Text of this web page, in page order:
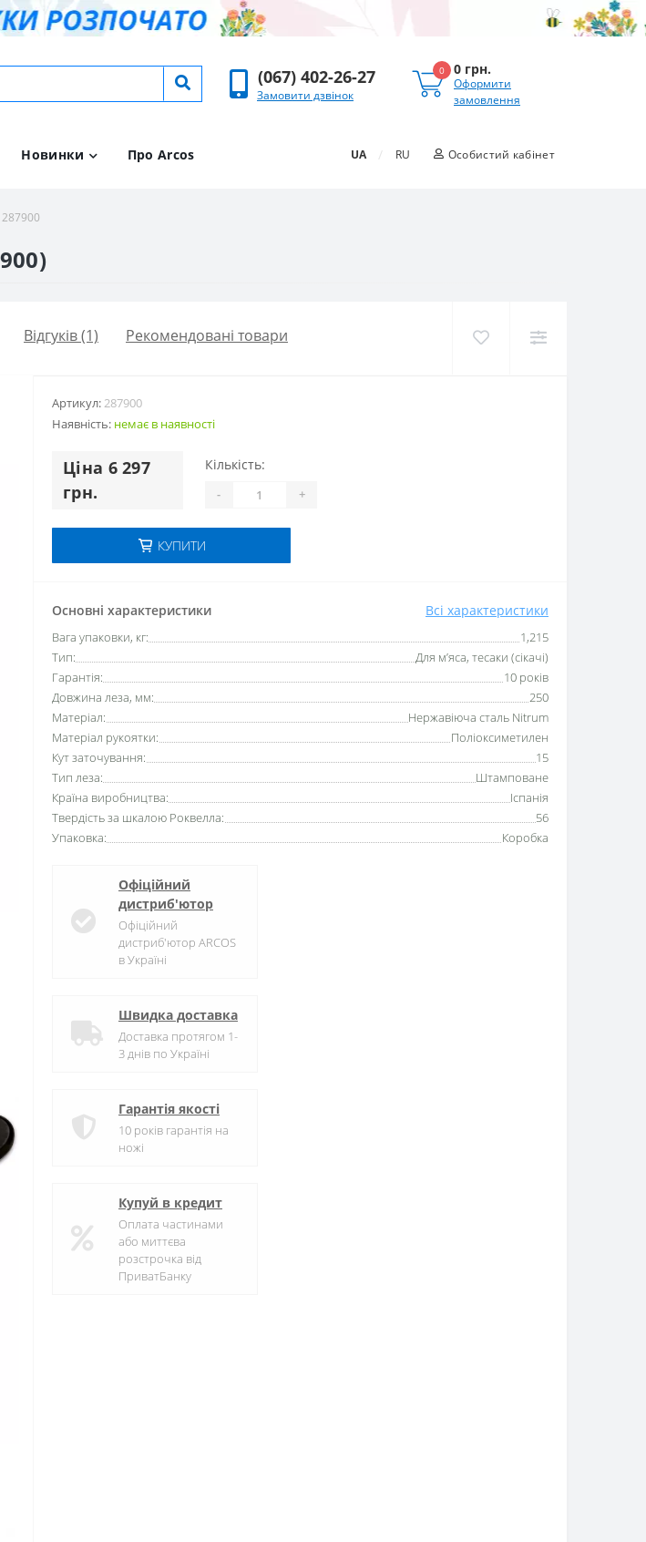
(067) 402-26-27
Замовити дзвінок
0 0 грн.
Оформити
замовлення
Новинки Про Arcos UA / RU Особистий кабінет
Відгуків (1) Рекомендовані товари
Артикул:287900
Наявність: немає в наявностi
Цiна 6 297
грн.
Кількість:
- +
КУПИТИ
Основні характеристики Всі характеристики
Вага упаковки, кг:
1,215
Тип:
Для м’яса, тесаки (сікачі)
Гарантія:
10 років
Довжина леза, мм:
250
Матеріал:
Нержавіюча сталь Nitrum
Матеріал рукоятки:
Поліоксиметилен
Кут заточування:
15
Тип леза:
Штамповане
Країна виробництва:
Іспанія
Твердість за шкалою Роквелла:
56
Упаковка:
Коробка
Офіційний
дистриб'ютор
Офіційний
дистриб'ютор ARCOS
в Україні
Швидка доставка
Доставка протягом 1-
3 днів по Україні
Гарантія якості
10 років гарантія на
ножі
Купуй в кредит
Оплата частинами
або миттєва
розстрочка від
ПриватБанку